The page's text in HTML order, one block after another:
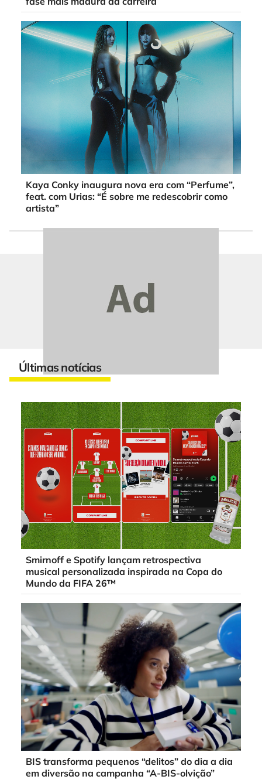
Kaya Conky inaugura nova era com “Perfume”,
feat. com Urias: “É sobre me redescobrir como
artista”
Últimas notícias
Smirnoff e Spotify lançam retrospectiva
musical personalizada inspirada na Copa do
Mundo da FIFA 26™
BIS transforma pequenos “delitos” do dia a dia
em diversão na campanha “A-BIS-olvição”